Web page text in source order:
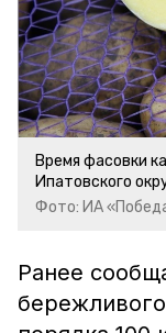
Время фасовки
Ипатовского
Фото: ИА
Ранее